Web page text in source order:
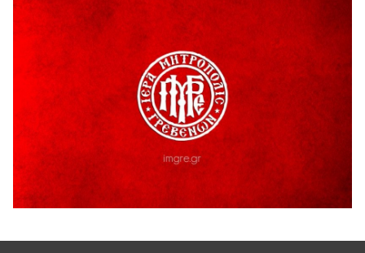
4 Αυγούστου 2026
Έκτακτη χρηματοδότηση 400.000€ για επιπλέον εργασίες
στο Δημοτικό Στάδιο Γρεβενών «Μίλτος Τεντόγλου»
4 Αυγούστου 2026
Τελικά τι είναι πολιτισμός;
Ολοσχερής καταστροφή κατοικίας από πυρκαγιά στην
Καληράχη Γρεβενών
3 Αυγούστου 2026
ΚΑΤΑΓΡΑΦΗ ΤΕΚΜΗΡΙΩΣΗ ΚΑΙ ΨΗΦΙΟΠΟΙΗΣΗ ΤΩΝ